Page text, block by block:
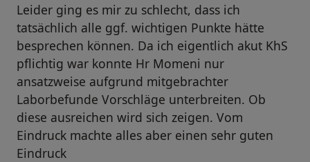
Leider ging es mir zu schlecht, dass ich
tatsächlich alle ggf. wichtigen Punkte hätte
besprechen können. Da ich eigentlich akut KhS
pflichtig war konnte Hr Momeni nur
ansatzweise aufgrund mitgebrachter
Laborbefunde Vorschläge unterbreiten. Ob
diese ausreichen wird sich zeigen. Vom
Eindruck machte alles aber einen sehr guten
Eindruck